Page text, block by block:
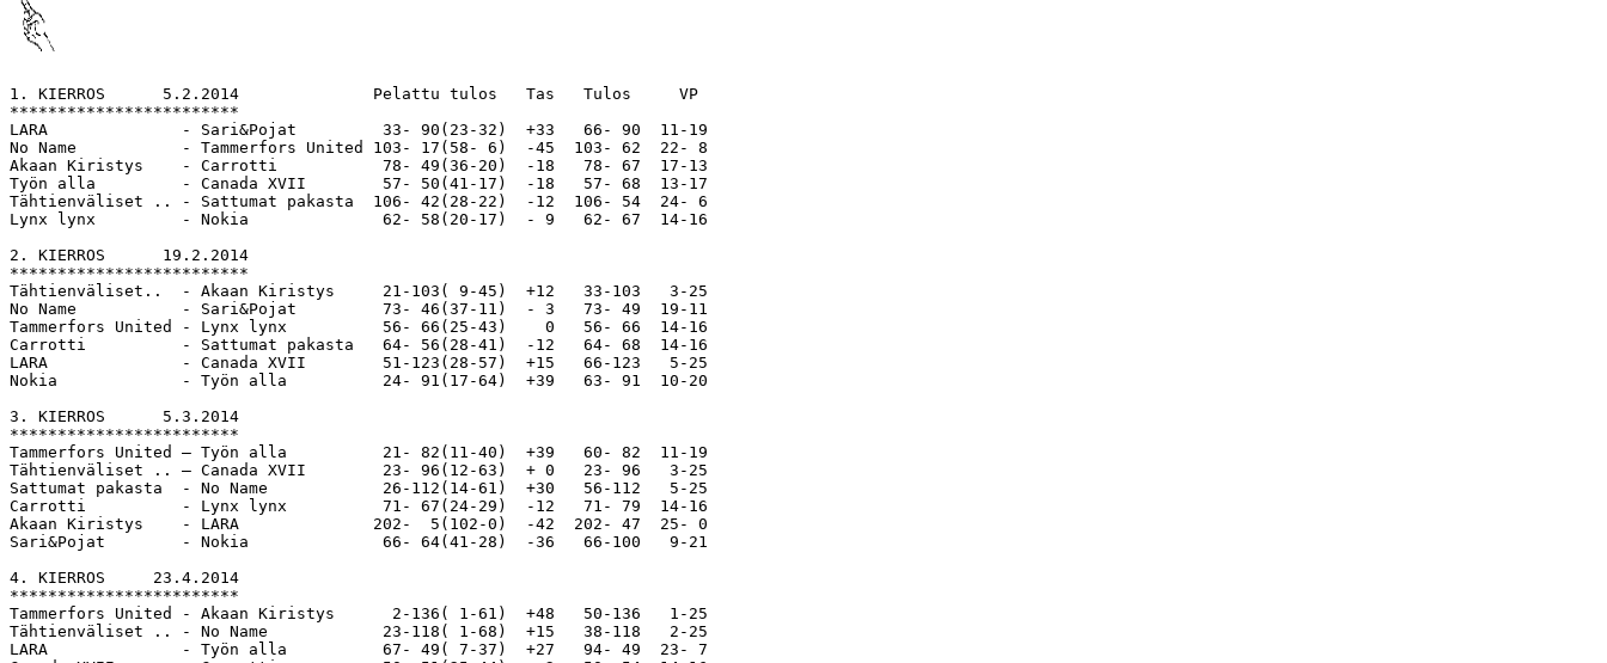
1. KIERROS      5.2.2014              Pelattu tulos   Tas   Tulos     VP
************************
LARA              - Sari&Pojat         33- 90(23-32)  +33   66- 90  11-19
No Name           - Tammerfors United 103- 17(58- 6)  -45  103- 62  22- 8
Akaan Kiristys    - Carrotti           78- 49(36-20)  -18   78- 67  17-13
Työn alla         - Canada XVII        57- 50(41-17)  -18   57- 68  13-17
Tähtienväliset .. - Sattumat pakasta  106- 42(28-22)  -12  106- 54  24- 6
Lynx lynx         - Nokia              62- 58(20-17)  - 9   62- 67  14-16
2. KIERROS      19.2.2014
*************************
Tähtienväliset..  - Akaan Kiristys     21-103( 9-45)  +12   33-103   3-25
No Name           - Sari&Pojat         73- 46(37-11)  - 3   73- 49  19-11
Tammerfors United - Lynx lynx          56- 66(25-43)    0   56- 66  14-16
Carrotti          - Sattumat pakasta   64- 56(28-41)  -12   64- 68  14-16
LARA              - Canada XVII        51-123(28-57)  +15   66-123   5-25
Nokia             - Työn alla          24- 91(17-64)  +39   63- 91  10-20
3. KIERROS      5.3.2014
************************
Tammerfors United – Työn alla          21- 82(11-40)  +39   60- 82  11-19
Tähtienväliset .. – Canada XVII        23- 96(12-63)  + 0   23- 96   3-25
Sattumat pakasta  - No Name            26-112(14-61)  +30   56-112   5-25
Carrotti          - Lynx lynx          71- 67(24-29)  -12   71- 79  14-16
Akaan Kiristys    - LARA              202-  5(102-0)  -42  202- 47  25- 0
Sari&Pojat        - Nokia              66- 64(41-28)  -36   66-100   9-21
4. KIERROS     23.4.2014
************************
Tammerfors United - Akaan Kiristys      2-136( 1-61)  +48   50-136   1-25
Tähtienväliset .. - No Name            23-118( 1-68)  +15   38-118   2-25
LARA              - Työn alla          67- 49( 7-37)  +27   94- 49  23- 7